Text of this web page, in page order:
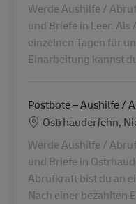
Werde Aushilfe /
und Briefe in Leer.
einzelnen Tagen für
Einarbeitung kannst
Postbote – Aushilfe /
Location
Ostrhauderfehn,
Werde Aushilfe /
und Briefe in
Abrufkraft bist du an
Nach einer bezahlten